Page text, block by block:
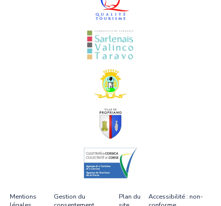
Mentions
Gestion du
Plan du
Accessibilité : non-